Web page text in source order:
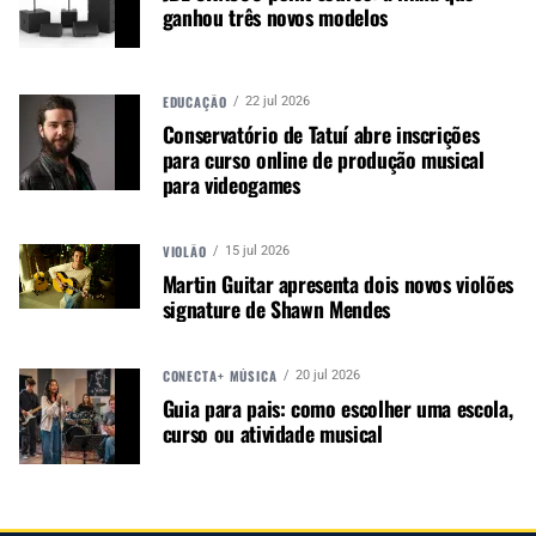
para as preferências de cada público.
Ingressos à venda
Autor:
Redação M&M
Música &amp; Mercado é uma
publicação empenhada em
negócios para o music business,
iluminação e instrumentos
musicais. Nós amamos o que
A MÚSICA & MERCADO ESTÁ NO WHATSAPP!
ganhou três novos modelos
EDUCAÇÃO 22 jul 2026
Conservatório de Tatuí abre inscrições
para curso online de produção musical
para videogames
VIOLÃO 15 jul 2026
Martin Guitar apresenta dois novos violões
signature de Shawn Mendes
CONECTA+ MÚSICA 20 jul 2026
Guia para pais: como escolher uma escola,
curso ou atividade musical